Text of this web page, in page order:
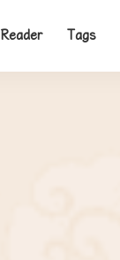
Reader Tags